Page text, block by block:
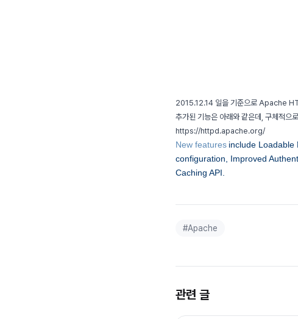
2015.12.14 일을 기준으로 Apache
추가된 기능은 아래와 같은데, 구체적으
https://httpd.apache.org/
New features include Loadable
configuration, Improved
Caching API.
#Apache
관련 글